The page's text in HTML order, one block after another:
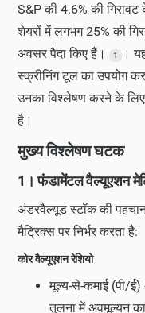
S&P की 4.6% की
शेयरों में लगभग 25% की
अवसर पैदा किए हैं।
1
।
स्क्रीनिंग टूल का उपयोग
उनका विश्लेषण करने के
है।
मुख्य विश्लेषण घटक
1। फंडामेंटल वैल्यूएशन
अंडरवैल्यूड स्टॉक की
मैट्रिक्स पर निर्भर करता है:
कोर वैल्यूएशन रेशियो
मूल्य-से-कमाई (पी/ई)
तुलना में अवमूल्यन